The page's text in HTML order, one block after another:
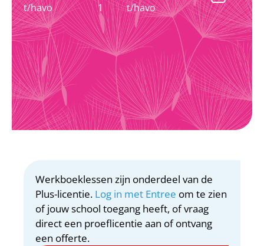
t/havo
1
t/havo
Werkboeklessen zijn onderdeel van de
Plus-licentie. Log in met Entree om te zien
of jouw school toegang heeft, of vraag
direct een proeflicentie aan of ontvang
een offerte.